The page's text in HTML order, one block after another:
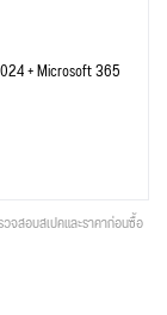
+ Microsoft 365
จสอบสเปคและราคาก่อนซื้อ